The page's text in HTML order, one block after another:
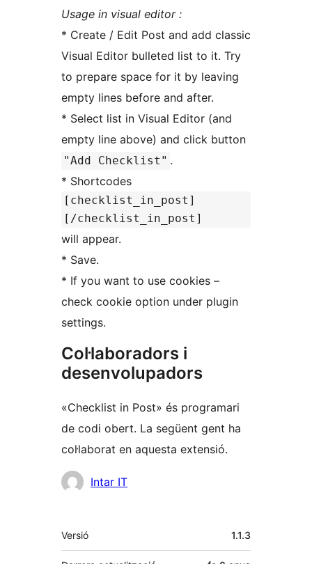
Usage in visual editor :
* Create / Edit Post and add classic
Visual Editor bulleted list to it. Try
to prepare space for it by leaving
empty lines before and after.
* Select list in Visual Editor (and
empty line above) and click button
"Add Checklist" .
* Shortcodes
[checklist_in_post]
[/checklist_in_post]
will appear.
* Save.
* If you want to use cookies –
check cookie option under plugin
settings.
Col·laboradors i
desenvolupadors
«Checklist in Post» és programari
de codi obert. La següent gent ha
col·laborat en aquesta extensió.
Col·laboradors
Intar IT
Meta
Versió 1.1.3